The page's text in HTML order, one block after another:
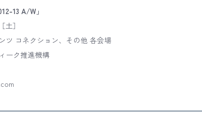
13 A/W」
］
ツ コネクション、その他 各会場
ーク推進機構